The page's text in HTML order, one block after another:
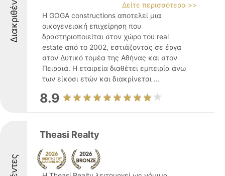
Διακριθέντες
Δείτε περισσότερα >>
Η GOGA constructions αποτελεί μια
οικογενειακή επιχείρηση που
δραστηριοποιείται στον χώρο του real
estate από το 2002, εστιάζοντας σε έργα
στον Δυτικό τομέα της Αθήνας και στον
Πειραιά. Η εταιρεία διαθέτει εμπειρία άνω
των είκοσι ετών και διακρίνεται ...
8.9
Theasi Realty